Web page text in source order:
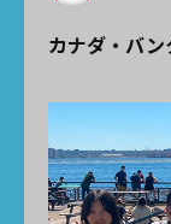
カナダ・バ